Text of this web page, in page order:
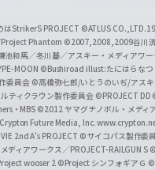
はStrikerS PROJECT ©ATLUS
Phantom ©2007,2008,2009谷川
池和馬／冬川基／アスキー・メディアワー
MOON ©Bushiroad illust:たにはらなつ
委員会 ©高橋弥七郎/いとうのいぢ/アス
ティクラウン製作委員会 ©PROJECT DD
・MBS ©2012 ヤマグチノボル・メディ
Future Media, Inc.
2nd A's PROJECT ©サイコパス製作委
ディアワークス／PROJECT-RAILGUN S
wooser 2 ©Project シンフォギアＧ